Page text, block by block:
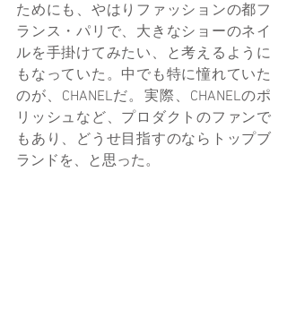
ためにも、やはりファッションの都フ
ランス・パリで、大きなショーのネイ
ルを手掛けてみたい、と考えるように
もなっていた。中でも特に憧れていた
のが、CHANELだ。実際、CHANELのポ
リッシュなど、プロダクトのファンで
もあり、どうせ目指すのならトップブ
ランドを、と思った。